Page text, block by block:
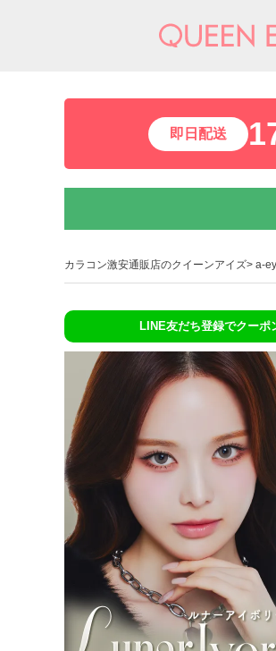
即日配送
カラコン激安通販店のクイーンアイズ a-
LINE友だち登録でクーポ